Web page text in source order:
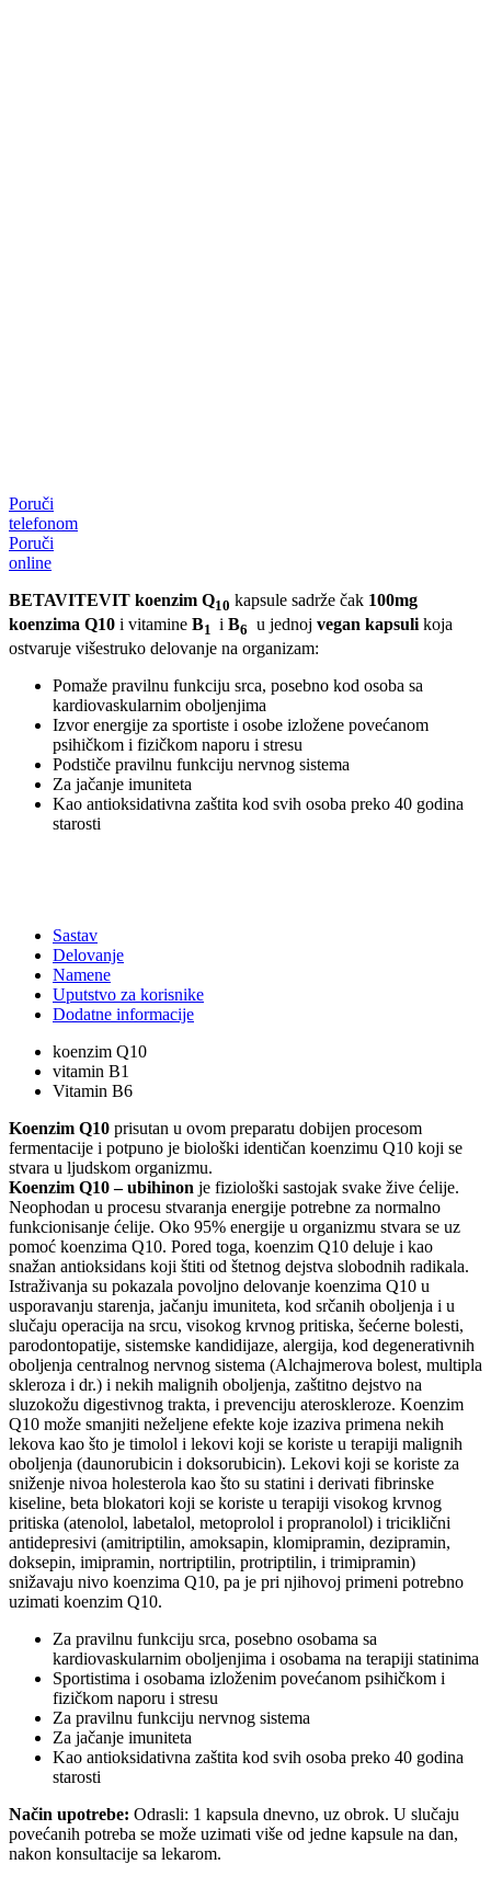
Poruči
telefonom
Poruči
online
BETAVITEVIT koenzim Q10 kapsule sadrže čak 100mg
koenzima Q10 i vitamine B1 i B6 u jednoj vegan kapsuli koja
ostvaruje višestruko delovanje na organizam:
Pomaže pravilnu funkciju srca, posebno kod osoba sa
kardiovaskularnim oboljenjima
Izvor energije za sportiste i osobe izložene povećanom
psihičkom i fizičkom naporu i stresu
Podstiče pravilnu funkciju nervnog sistema
Za jačanje imuniteta
Kao antioksidativna zaštita kod svih osoba preko 40 godina
starosti
Sastav
Delovanje
Namene
Uputstvo za korisnike
Dodatne informacije
koenzim Q10
vitamin B1
Vitamin B6
Koenzim Q10 prisutan u ovom preparatu dobijen procesom
fermentacije i potpuno je biološki identičan koenzimu Q10 koji se
stvara u ljudskom organizmu.
Koenzim Q10 – ubihinon je fiziološki sastojak svake žive ćelije.
Neophodan u procesu stvaranja energije potrebne za normalno
funkcionisanje ćelije. Oko 95% energije u organizmu stvara se uz
pomoć koenzima Q10. Pored toga, koenzim Q10 deluje i kao
snažan antioksidans koji štiti od štetnog dejstva slobodnih radikala.
Istraživanja su pokazala povoljno delovanje koenzima Q10 u
usporavanju starenja, jačanju imuniteta, kod srčanih oboljenja i u
slučaju operacija na srcu, visokog krvnog pritiska, šećerne bolesti,
parodontopatije, sistemske kandidijaze, alergija, kod degenerativnih
oboljenja centralnog nervnog sistema (Alchajmerova bolest, multipla
skleroza i dr.) i nekih malignih oboljenja, zaštitno dejstvo na
sluzokožu digestivnog trakta, i prevenciju ateroskleroze. Koenzim
Q10 može smanjiti neželjene efekte koje izaziva primena nekih
lekova kao što je timolol i lekovi koji se koriste u terapiji malignih
oboljenja (daunorubicin i doksorubicin). Lekovi koji se koriste za
sniženje nivoa holesterola kao što su statini i derivati fibrinske
kiseline, beta blokatori koji se koriste u terapiji visokog krvnog
pritiska (atenolol, labetalol, metoprolol i propranolol) i triciklični
antidepresivi (amitriptilin, amoksapin, klomipramin, dezipramin,
doksepin, imipramin, nortriptilin, protriptilin, i trimipramin)
snižavaju nivo koenzima Q10, pa je pri njihovoj primeni potrebno
uzimati koenzim Q10.
Za pravilnu funkciju srca, posebno osobama sa
kardiovaskularnim oboljenjima i osobama na terapiji statinima
Sportistima i osobama izloženim povećanom psihičkom i
fizičkom naporu i stresu
Za pravilnu funkciju nervnog sistema
Za jačanje imuniteta
Kao antioksidativna zaštita kod svih osoba preko 40 godina
starosti
Način upotrebe: Odrasli: 1 kapsula dnevno, uz obrok. U slučaju
povećanih potreba se može uzimati više od jedne kapsule na dan,
nakon konsultacije sa lekarom.